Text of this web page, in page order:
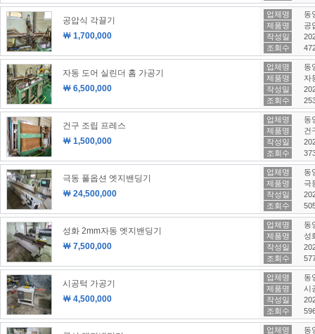
공압식 각끌기
￦ 1,700,000
업체명
동
제품명
공
작성일
조회수
자동 도어 실린더 홈 가공기
￦ 6,500,000
업체명
동
제품명
자
작성일
조회수
건구 조립 프레스
￦ 1,500,000
업체명
동
제품명
건
작성일
조회수
극동 풀옵션 엣지밴딩기
￦ 24,500,000
업체명
동
제품명
극
작성일
조회수
성화 2mm자동 엣지밴딩기
￦ 7,500,000
업체명
동
제품명
성
작성일
조회수
시공턱 가공기
￦ 4,500,000
업체명
동
제품명
시
작성일
조회수
업체명
동